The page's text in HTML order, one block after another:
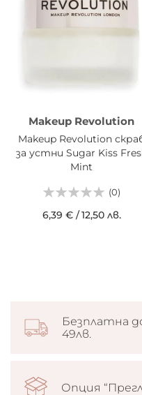
Makeup Revolution
Makeup Revolution
за устни Sugar Kiss
Mint
(0)
6,39 €/12,50 лв.
Безплатна
49лв.
Опция